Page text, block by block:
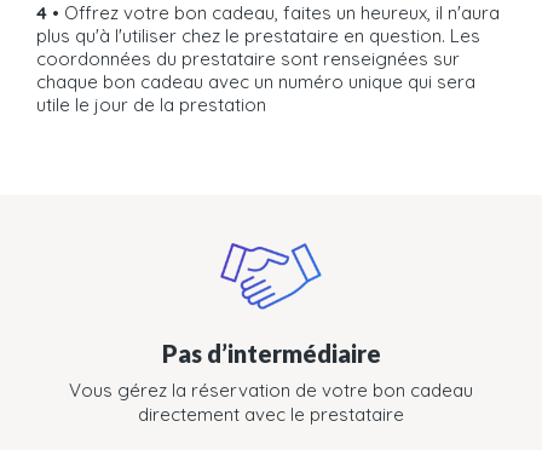
4 • Offrez votre bon cadeau, faites un heureux, il n'aura
plus qu'à l'utiliser chez le prestataire en question. Les
coordonnées du prestataire sont renseignées sur
chaque bon cadeau avec un numéro unique qui sera
utile le jour de la prestation
Pas d’intermédiaire
Vous gérez la réservation de votre bon cadeau
directement avec le prestataire